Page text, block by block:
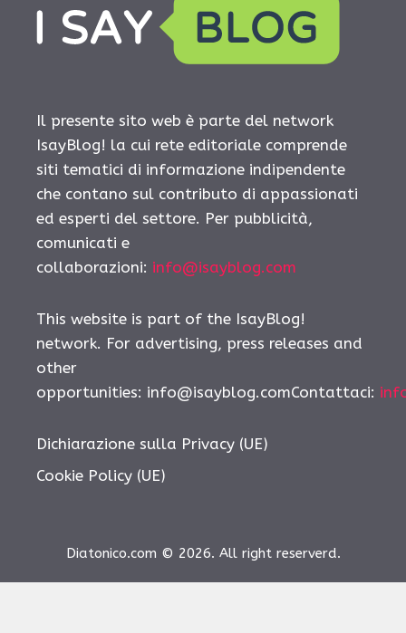
Il presente sito web è parte del network
IsayBlog! la cui rete editoriale comprende
siti tematici di informazione indipendente
che contano sul contributo di appassionati
ed esperti del settore. Per pubblicità,
comunicati e
collaborazioni: info@isayblog.com
This website is part of the IsayBlog!
network. For advertising, press releases and
other
opportunities: info@isayblog.comContattaci:
Dichiarazione sulla Privacy (UE)
Cookie Policy (UE)
Diatonico.com © 2026. All right reserverd.